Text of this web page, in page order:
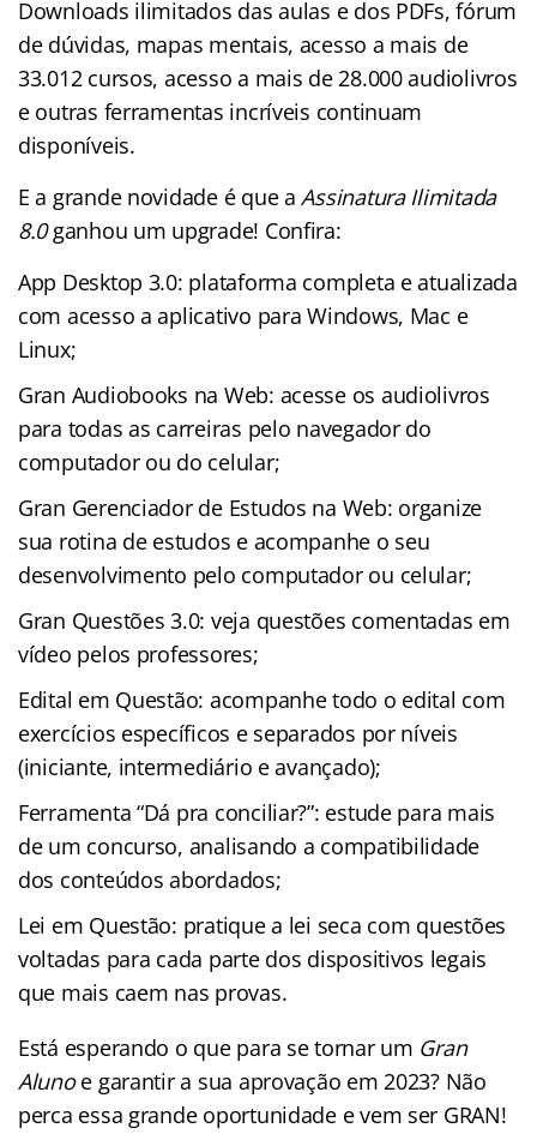
Downloads ilimitados das aulas e dos PDFs, fórum
de dúvidas, mapas mentais, acesso a mais de
33.012 cursos, acesso a mais de 28.000 audiolivros
e outras ferramentas incríveis continuam
disponíveis.
E a grande novidade é que aAssinatura Ilimitada
8.0ganhou um upgrade! Confira:
App Desktop 3.0: plataforma completa e atualizada
com acesso a aplicativo para Windows, Mac e
Linux;
Gran Audiobooks na Web: acesse os audiolivros
para todas as carreiras pelo navegador do
computador ou do celular;
Gran Gerenciador de Estudos na Web: organize
sua rotina de estudos e acompanhe o seu
desenvolvimento pelo computador ou celular;
Gran Questões 3.0: veja questões comentadas em
vídeo pelos professores;
Edital em Questão: acompanhe todo o edital com
exercícios específicos e separados por níveis
(iniciante, intermediário e avançado);
Ferramenta “Dá pra conciliar?”: estude para mais
de um concurso, analisando a compatibilidade
dos conteúdos abordados;
Lei em Questão: pratique a lei seca com questões
voltadas para cada parte dos dispositivos legais
que mais caem nas provas.
Está esperando o que para se tornar um Gran
Alunoe garantir a sua aprovação em 2023? Não
perca essa grande oportunidade e vem ser GRAN!